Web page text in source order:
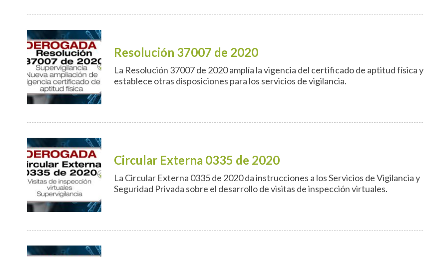
Resolución 37007 de 2020
La Resolución 37007 de 2020 amplía la vigencia del certificado de aptitud física y
establece otras disposiciones para los servicios de vigilancia.
Circular Externa 0335 de 2020
La Circular Externa 0335 de 2020 da instrucciones a los Servicios de Vigilancia y
Seguridad Privada sobre el desarrollo de visitas de inspección virtuales.